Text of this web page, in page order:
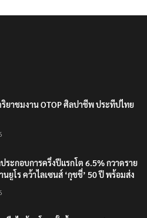
ริยาชมงาน OTOP ศิลปาชีพ ประทีปไทย
ระกอบการครึ่งปีแรกโต 6.5% กวาดราย
ยูโร คว้าไลเซนส์ ‘กุชชี่’ 50 ปี พร้อมส่ง